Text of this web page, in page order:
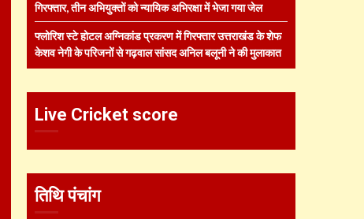
गिरफ्तार, तीन अभियुक्तों को न्यायिक अभिरक्षा में भेजा गया जेल
फ्लोरिश स्टे होटल अग्निकांड प्रकरण में गिरफ्तार उत्तराखंड के शेफ
केशव नेगी के परिजनों से गढ़वाल सांसद अनिल बलूनी ने की मुलाकात
Live Cricket score
तिथि पंचांग